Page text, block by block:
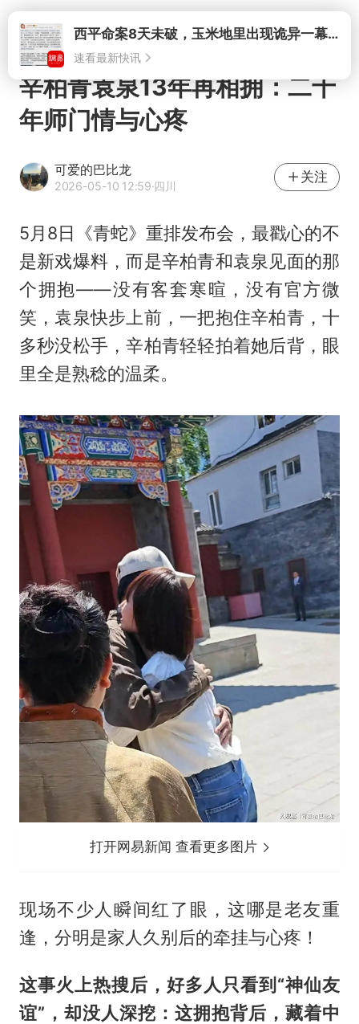
打开
辛柏青袁泉13年再相拥：二十
年师门情与心疼
可爱的巴比龙
2026-05-10 12:59·四川
关注
5月8日《青蛇》重排发布会，最戳心的不
是新戏爆料，而是辛柏青和袁泉见面的那
个拥抱——没有客套寒暄，没有官方微
笑，袁泉快步上前，一把抱住辛柏青，十
多秒没松手，辛柏青轻轻拍着她后背，眼
里全是熟稔的温柔。
打开网易新闻 查看更多图片
现场不少人瞬间红了眼，这哪是老友重
逢，分明是家人久别后的牵挂与心疼！
这事火上热搜后，好多人只看到“神仙友
谊”，却没人深挖：这拥抱背后，藏着中